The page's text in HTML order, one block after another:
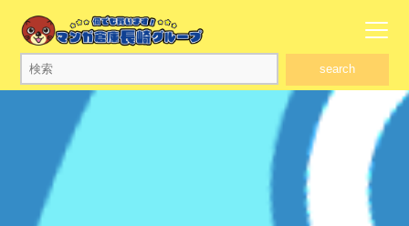
search